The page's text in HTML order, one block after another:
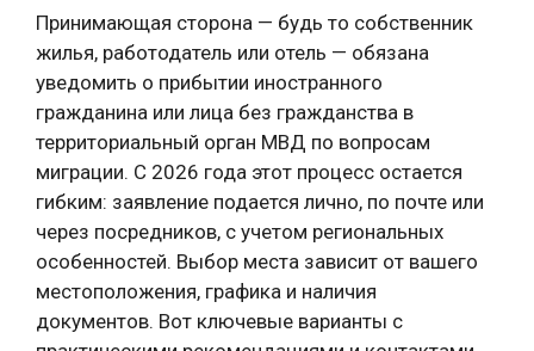
Принимающая сторона — будь то собственник
жилья, работодатель или отель — обязана
уведомить о прибытии иностранного
гражданина или лица без гражданства в
территориальный орган МВД по вопросам
миграции. С 2026 года этот процесс остается
гибким: заявление подается лично, по почте или
через посредников, с учетом региональных
особенностей. Выбор места зависит от вашего
местоположения, графика и наличия
документов. Вот ключевые варианты с